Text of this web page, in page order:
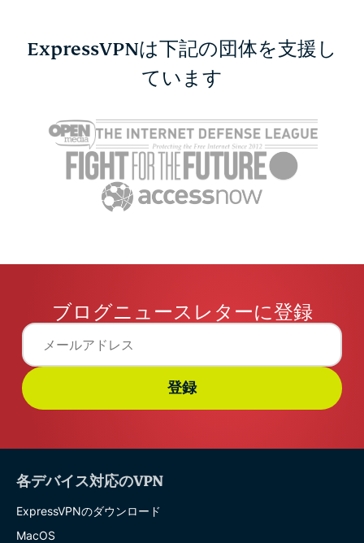
YouTube以外で動画を視
トおすすめ9選
ExpressVPN 2 分
Mac＆iOS
ExpressVPNは下記の団体を支援し
ています
ブログニュースレターに登録
登録
各デバイス対応のVPN
ExpressVPNのダウンロード
MacOS